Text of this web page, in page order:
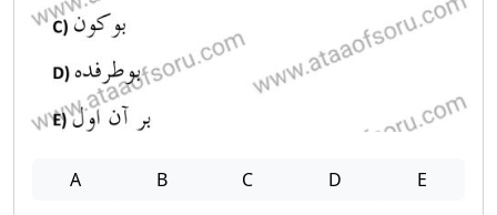
A B C D E